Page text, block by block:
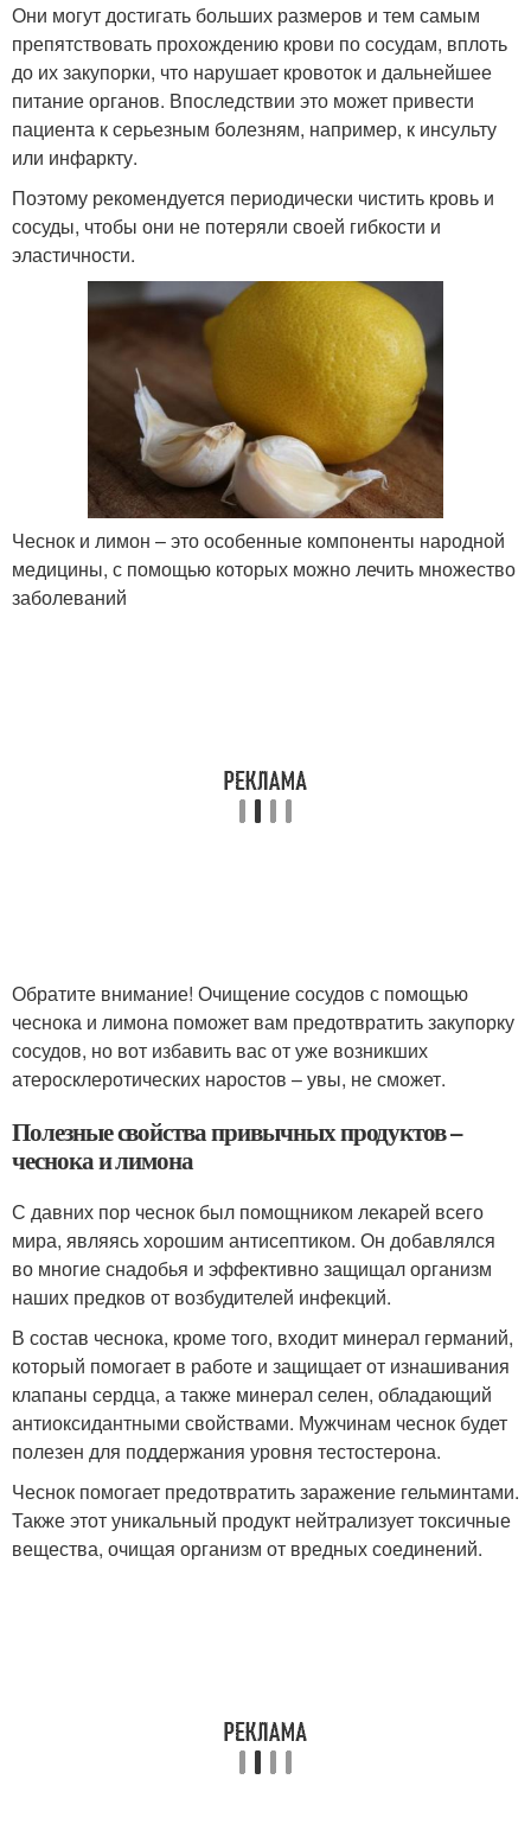
Они могут достигать больших размеров и тем самым
препятствовать прохождению крови по сосудам, вплоть
до их закупорки, что нарушает кровоток и дальнейшее
питание органов. Впоследствии это может привести
пациента к серьезным болезням, например, к инсульту
или инфаркту.
Поэтому рекомендуется периодически чистить кровь и
сосуды, чтобы они не потеряли своей гибкости и
эластичности.
Чеснок и лимон – это особенные компоненты народной
медицины, с помощью которых можно лечить множество
заболеваний
Обратите внимание! Очищение сосудов с помощью
чеснока и лимона поможет вам предотвратить закупорку
сосудов, но вот избавить вас от уже возникших
атеросклеротических наростов – увы, не сможет.
Полезные свойства привычных продуктов –
чеснока и лимона
С давних пор чеснок был помощником лекарей всего
мира, являясь хорошим антисептиком. Он добавлялся
во многие снадобья и эффективно защищал организм
наших предков от возбудителей инфекций.
В состав чеснока, кроме того, входит минерал германий,
который помогает в работе и защищает от изнашивания
клапаны сердца, а также минерал селен, обладающий
антиоксидантными свойствами. Мужчинам чеснок будет
полезен для поддержания уровня тестостерона.
Чеснок помогает предотвратить заражение гельминтами.
Также этот уникальный продукт нейтрализует токсичные
вещества, очищая организм от вредных соединений.